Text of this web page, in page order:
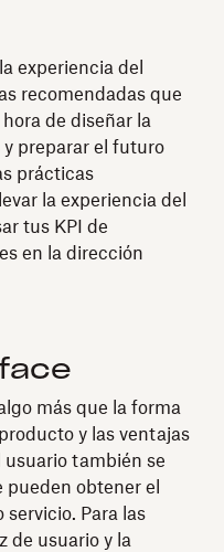
experiencia del
recomendadas que
de diseñar la
preparar el futuro
prácticas
la experiencia del
tus KPI de
en la dirección
más que la forma
y las ventajas
usuario también se
obtener el
Para las
de usuario y la